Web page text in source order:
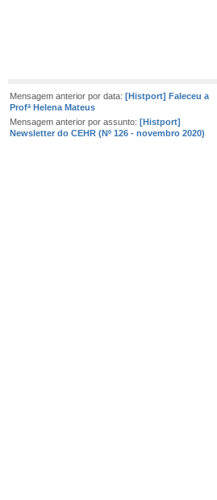
Mensagem anterior por data: [Histport] Faleceu a
Profª Helena Mateus
Mensagem anterior por assunto: [Histport]
Newsletter do CEHR (Nº 126 - novembro 2020)